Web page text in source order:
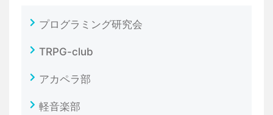
プログラミング研究会
TRPG-club
アカペラ部
軽音楽部